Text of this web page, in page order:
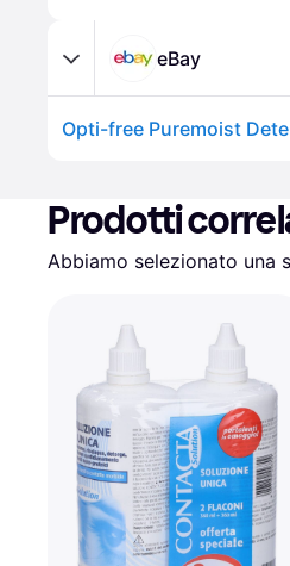
eBay
Prodotti
Abbiamo selezionato una